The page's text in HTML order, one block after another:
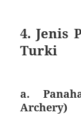
4. Jenis
Turki
a.
Archery)